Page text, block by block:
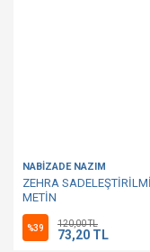
NABİZADE NAZIM
ZEHRA
METİN
%39 120,00 TL
73,20 TL